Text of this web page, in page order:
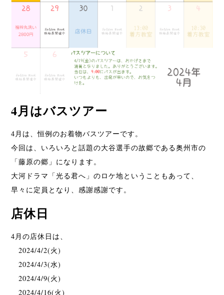
4月はバスツアー
4月は、恒例のお着物バスツアーです。
今回は、いろいろと話題の大谷選手の故郷である奥州市の
「藤原の郷」になります。
大河ドラマ「光る君へ」のロケ地ということもあって、
早々に定員となり、感謝感謝です。
店休日
4月の店休日は、
2024/4/2(火)
2024/4/3(水)
2024/4/9(火)
2024/4/16(火)